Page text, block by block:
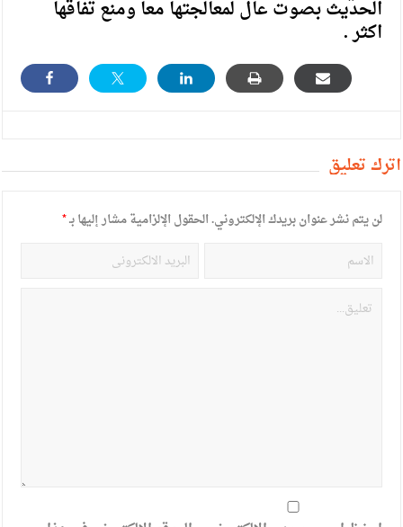
الحديث بصوت عال لمعالجتها معا ومنع تفاقها
اكثر .
أترك تعليق
لن يتم نشر عنوان بريدك الإلكتروني.الحقول الإلزامية مشار إليها بـ*